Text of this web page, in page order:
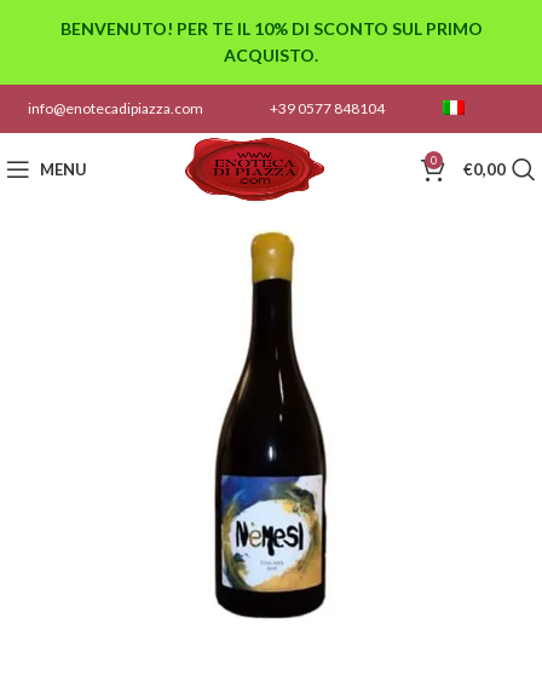
info@enotecadipiazza.com +39 0577 848104
MENU 0 €0,00
BENVENUTO! PER TE IL 10% DI SCONTO SUL PRIMO
ACQUISTO.